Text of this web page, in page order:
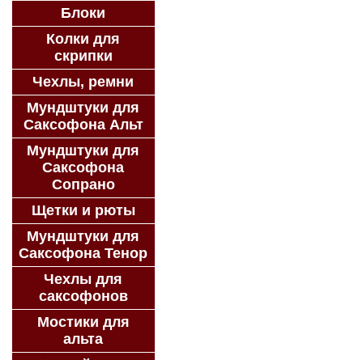
Блоки
Колки для
скрипки
Чехлы, ремни
Мундштуки для
Саксофона Альт
Мундштуки для
Саксофона
Сопрано
Щетки и рюты
Мундштуки для
Саксофона Тенор
Чехлы для
саксофонов
Мостики для
альта